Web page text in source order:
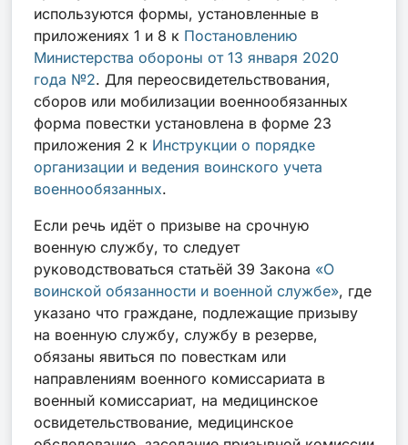
используются формы, установленные в
приложениях 1 и 8 к Постановлению
Министерства обороны от 13 января 2020
года №2. Для переосвидетельствования,
сборов или мобилизации военнообязанных
форма повестки установлена в форме 23
приложения 2 к Инструкции о порядке
организации и ведения воинского учета
военнообязанных.
Если речь идёт о призыве на срочную
военную службу, то следует
руководствоваться статьёй 39 Закона «О
воинской обязанности и военной службе», где
указано что граждане, подлежащие призыву
на военную службу, службу в резерве,
обязаны явиться по повесткам или
направлениям военного комиссариата в
военный комиссариат, на медицинское
освидетельствование, медицинское